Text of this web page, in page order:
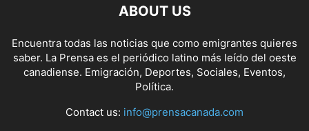
ABOUT US
Encuentra todas las noticias que como emigrantes quieres
saber. La Prensa es el periódico latino más leído del oeste
canadiense. Emigración, Deportes, Sociales, Eventos,
Política.
Contact us: info@prensacanada.com